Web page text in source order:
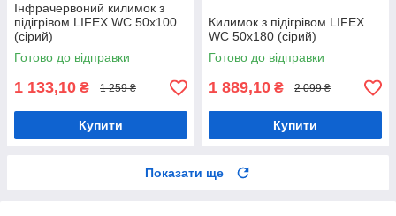
Інфрачервоний килимок з
підігрівом LIFEX WC 50х100
(сірий)
Готово до відправки
1 133,10 ₴ 1 259 ₴
Купити
Килимок з підігрівом LIFEX
WC 50х180 (сірий)
Готово до відправки
1 889,10 ₴ 2 099 ₴
Купити
Показати ще